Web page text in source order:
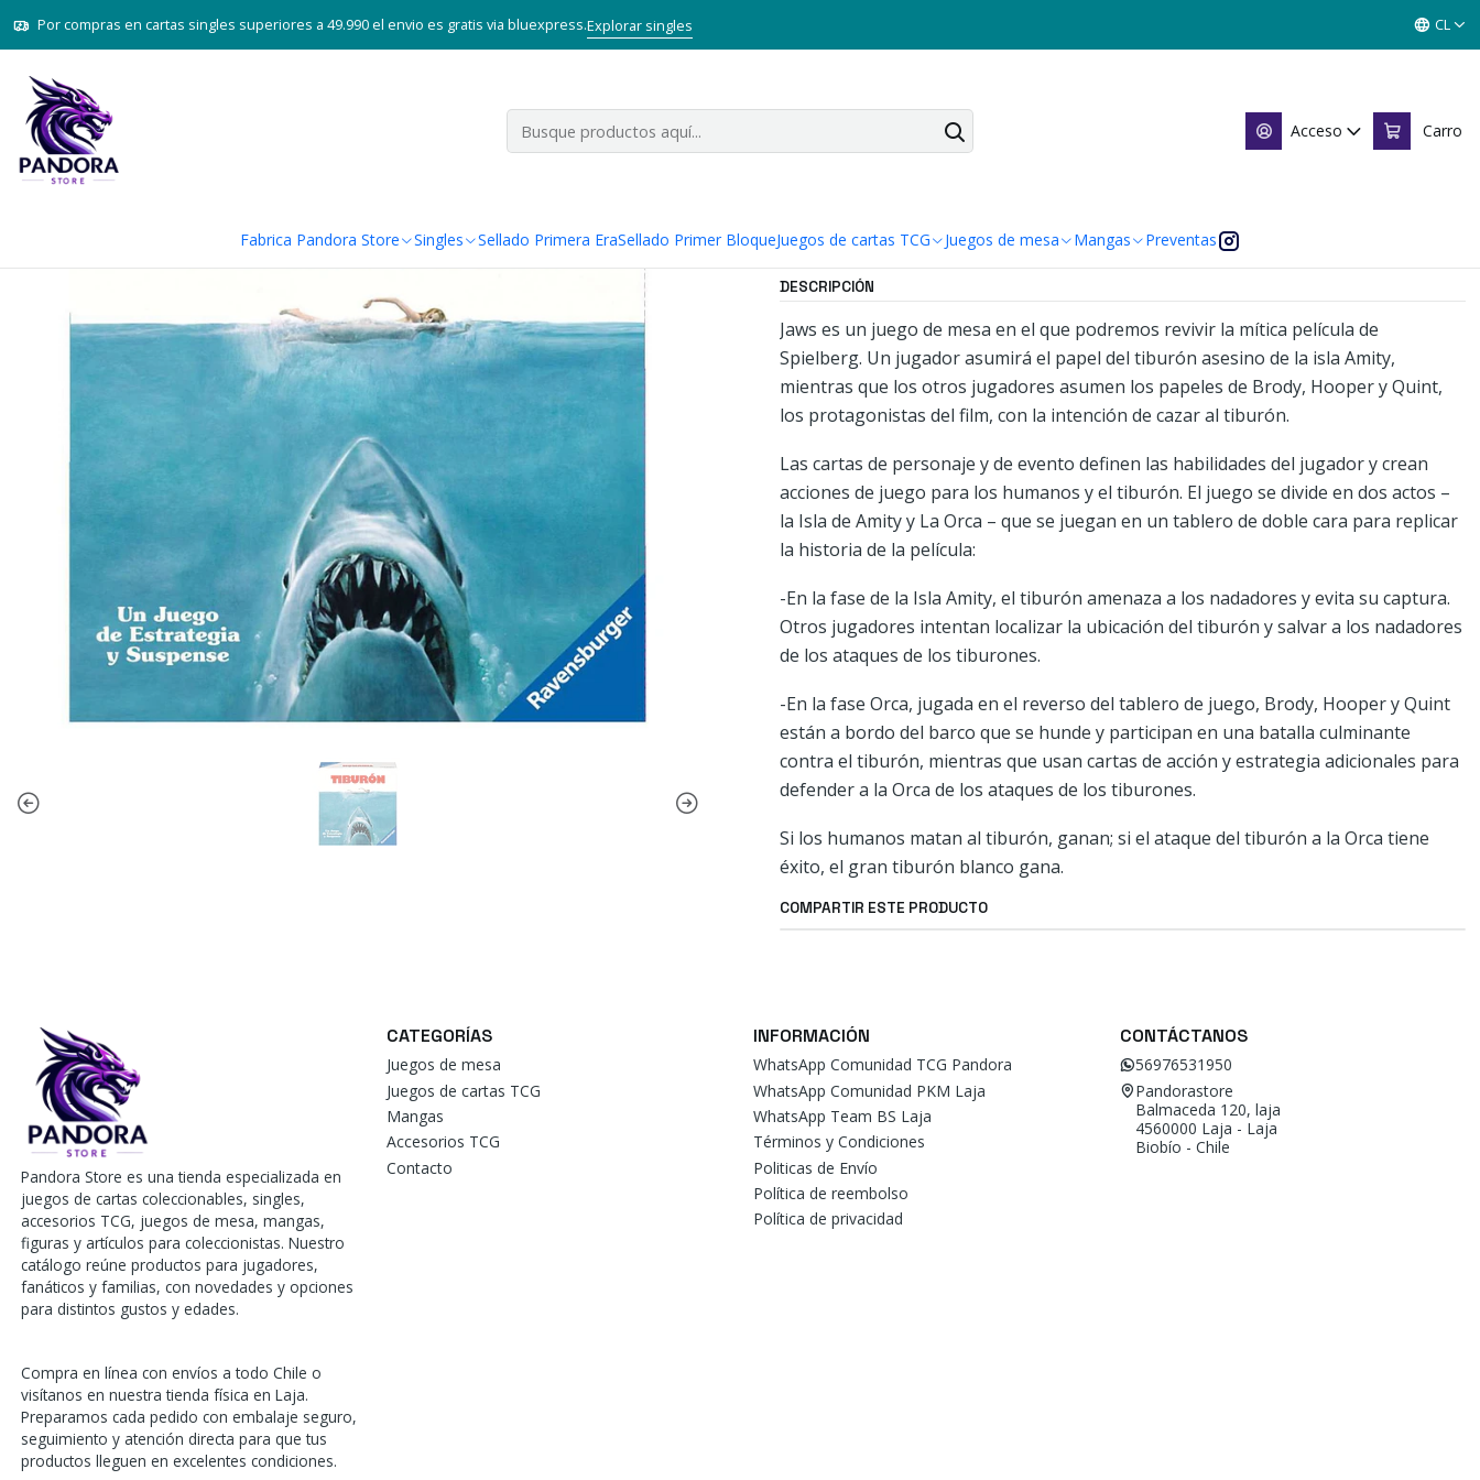
Acceso Carro
Fabrica Pandora Store Singles Sellado Primera EraSellado Primer BloqueJuegos de cartas TCG Juegos de mesa Mangas Preventas
Por compras en cartas singles superiores a 49.990 el envio es gratis via bluexpress.Explorar singles CL
Inicio Juegos de mesa Familiares
JAWS (TIBURÓN) JUEGO DE MESA
Mostrar stock de ubicaciones
DESCRIPCIÓN
Jaws es un juego de mesa en el que podremos revivir la mítica película de
Spielberg. Un jugador asumirá el papel del tiburón asesino de la isla Amity,
mientras que los otros jugadores asumen los papeles de Brody, Hooper y Quint,
los protagonistas del film, con la intención de cazar al tiburón.
Las cartas de personaje y de evento definen las habilidades del jugador y crean
acciones de juego para los humanos y el tiburón. El juego se divide en dos actos –
la Isla de Amity y La Orca – que se juegan en un tablero de doble cara para replicar
la historia de la película:
-En la fase de la Isla Amity, el tiburón amenaza a los nadadores y evita su captura.
Otros jugadores intentan localizar la ubicación del tiburón y salvar a los nadadores
de los ataques de los tiburones.
-En la fase Orca, jugada en el reverso del tablero de juego, Brody, Hooper y Quint
están a bordo del barco que se hunde y participan en una batalla culminante
contra el tiburón, mientras que usan cartas de acción y estrategia adicionales para
defender a la Orca de los ataques de los tiburones.
Si los humanos matan al tiburón, ganan; si el ataque del tiburón a la Orca tiene
éxito, el gran tiburón blanco gana.
COMPARTIR ESTE PRODUCTO
Pandora Store es una tienda especializada en
juegos de cartas coleccionables, singles,
accesorios TCG, juegos de mesa, mangas,
figuras y artículos para coleccionistas. Nuestro
catálogo reúne productos para jugadores,
fanáticos y familias, con novedades y opciones
para distintos gustos y edades.
Compra en línea con envíos a todo Chile o
visítanos en nuestra tienda física en Laja.
Preparamos cada pedido con embalaje seguro,
seguimiento y atención directa para que tus
productos lleguen en excelentes condiciones.
CATEGORÍAS
Juegos de mesa
Juegos de cartas TCG
Mangas
Accesorios TCG
Contacto
INFORMACIÓN
WhatsApp Comunidad TCG Pandora
WhatsApp Comunidad PKM Laja
WhatsApp Team BS Laja
Términos y Condiciones
Politicas de Envío
Política de reembolso
Política de privacidad
CONTÁCTANOS
56976531950
Pandorastore
Balmaceda 120, laja
4560000 Laja - Laja
Biobío - Chile